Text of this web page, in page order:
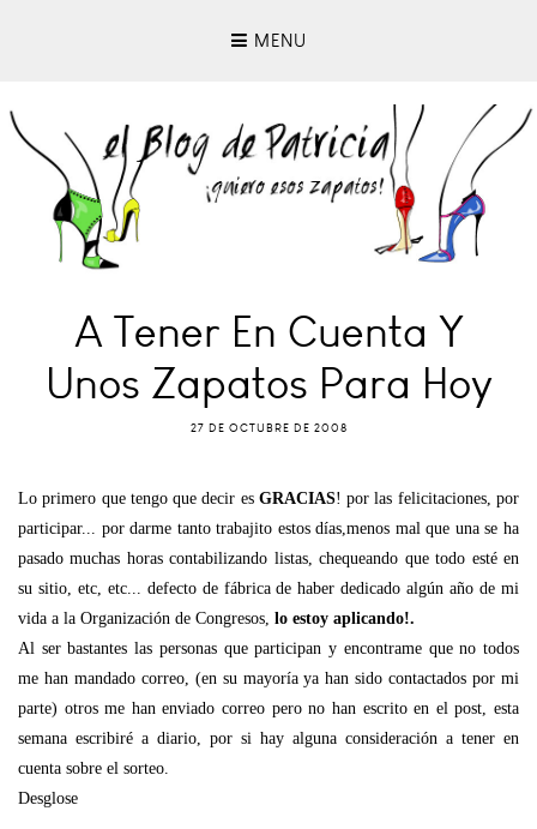
MENU
A Tener En Cuenta Y
Unos Zapatos Para Hoy
27 DE OCTUBRE DE 2008
Lo primero que tengo que decir es GRACIAS! por las felicitaciones, por
participar... por darme tanto trabajito estos días,menos mal que una se ha
pasado muchas horas contabilizando listas, chequeando que todo esté en
su sitio, etc, etc... defecto de fábrica de haber dedicado algún año de mi
vida a la Organización de Congresos, lo estoy aplicando!.
Al ser bastantes las personas que participan y encontrame que no todos
me han mandado correo, (en su mayoría ya han sido contactados por mi
parte) otros me han enviado correo pero no han escrito en el post, esta
semana escribiré a diario, por si hay alguna consideración a tener en
cuenta sobre el sorteo.
Desglose